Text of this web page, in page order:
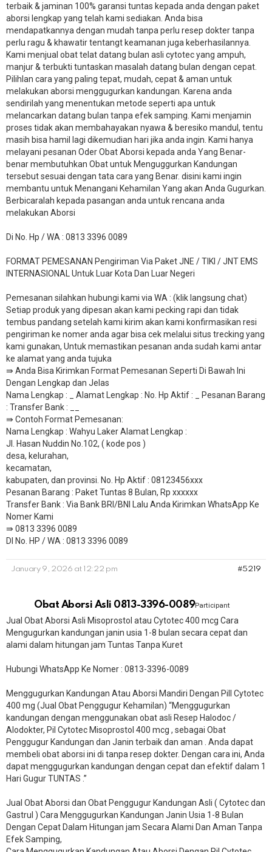
terbaik & jaminan 100% garansi tuntas kepada anda dengan paket
aborsi lengkap yang telah kami sediakan. Anda bisa
mendapatkannya dengan mudah tanpa perlu resep dokter tanpa
perlu ragu & khawatir tentangt keamanan juga keberhasilannya.
Kami menjual obat telat datang bulan asli cytotec yang ampuh,
manjur & terbukti tuntaskan masalah datang bulan dengan cepat.
Pilihlan cara yang paling tepat, mudah, cepat & aman untuk
melakukan aborsi menggugurkan kandungan. Karena anda
sendirilah yang menentukan metode seperti apa untuk
melancarkan datang bulan tanpa efek samping. Kami menjamin
proses tidak akan membahayakan nyawa & beresiko mandul, tentu
masih bisa hamil lagi dikemudian hari jika anda ingin. Kami hanya
melayani pesanan Oder Obat Aborsi kepada anda Yang Benar-
benar membutuhkan Obat untuk Menguggurkan Kandungan
tersebut sesuai dengan tata cara yang Benar. disini kami ingin
membantu untuk Menangani Kehamilan Yang akan Anda Gugurkan.
Berbicaralah kepada pasangan anda untuk rencana anda
melakukan Aborsi
Di No. Hp / WA : 0813 3396 0089
FORMAT PEMESANAN Pengiriman Via Paket JNE / TIKI / JNT EMS
INTERNASIONAL Untuk Luar Kota Dan Luar Negeri
Pemesanan silahkan hubungi kami via WA : (klik langsung chat)
Setiap produk yang dipesan akan kami pecking rapi dan tidak
tembus pandang setelah kami kirim akan kami konfirmasikan resi
pengiriman ke nomer anda agar bisa cek melalui situs trecking yang
kami gunakan, Untuk memastikan pesanan anda sudah kami antar
ke alamat yang anda tujuka
⇛ Anda Bisa Kirimkan Format Pemesanan Seperti Di Bawah Ini
Dengan Lengkap dan Jelas
Nama Lengkap : _ Alamat Lengkap : No. Hp Aktif : _ Pesanan Barang
: Transfer Bank : __
​⇛ Contoh Format Pemesanan:
Nama Lengkap : Wahyu Laker Alamat Lengkap :
Jl. Hasan Nuddin No.102, ( kode pos )
desa, kelurahan,
kecamatan,
kabupaten, dan provinsi. No. Hp Aktif : 08123456xxx
Pesanan Barang : Paket Tuntas 8 Bulan, Rp xxxxxx
​Transfer Bank : Via Bank BRI/BNI Lalu Anda Kirimkan WhatsApp Ke
Nomer Kami
⇛ 0813 3396 0089
DI No. HP / WA : 0813 3396 0089
January 9, 2026 at 12:22 pm #5219
Obat Aborsi Asli 0813-3396-0089Participant
Jual Obat Aborsi Asli Misoprostol atau Cytotec 400 mcg Cara
Mengugurkan kandungan janin usia 1-8 bulan secara cepat dan
alami dalam hitungan jam Tuntas Tanpa Kuret
Hubungi WhatsApp Ke Nomer : 0813-3396-0089​
Menggugurkan Kandungan Atau Aborsi Mandiri Dengan Pill Cytotec
400 mg (Jual Obat Penggugur Kehamilan) “Menggugurkan
kandungan dengan menggunakan obat asli Resep Halodoc /
Alodokter, Pil Cytotec Misoprostol 400 mcg , sebagai Obat
Penggugur Kandungan dan Janin terbaik dan aman . Anda dapat
membeli obat aborsi ini di tanpa resep dokter. Dengan cara ini, Anda
dapat menggugurkan kandungan dengan cepat dan efektif dalam 1
Hari Gugur TUNTAS .”
Jual Obat Aborsi dan Obat Penggugur Kandungan Asli ( Cytotec dan
Gastrul ) Cara Menggugurkan Kandungan Janin Usia 1-8 Bulan
Dengan Cepat Dalam Hitungan jam Secara Alami Dan Aman Tanpa
Efek Samping,